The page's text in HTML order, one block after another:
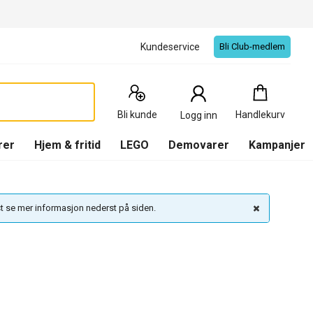
Kundeservice Bli Club-medlem
Bli kunde Logg inn Handlekurv
Handlekurv
0
Produkter
Hjem & fritid LEGO Demovarer Kampanjer
se mer informasjon nederst på siden.